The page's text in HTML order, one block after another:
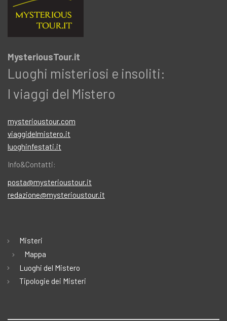
MysteriousTour.it
Luoghi misteriosi e insoliti:
I viaggi del Mistero
mysterioustour.com
viaggidelmistero.it
luoghinfestati.it
Info&Contatti:
posta@mysterioustour.it
redazione@mysterioustour.it
Misteri
Mappa
Luoghi del Mistero
Tipologie dei Misteri